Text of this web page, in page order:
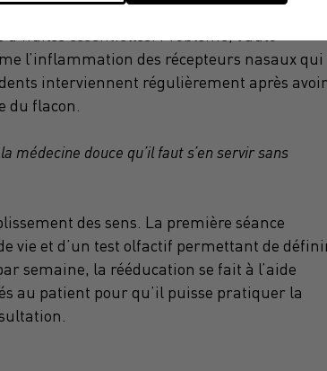
en détresse psychologique du a leur
d’huiles essentielles. Problème, l’auto-
l’inflammation des récepteurs nasaux qui
interviennent régulièrement après avoir
du flacon.
médecine douce qu’il faut s’en servir sans
des sens. La première séance
vie et d’un test olfactif permettant de
semaine, la rééducation se fait à l’aide
au patient pour qu’il puisse pratiquer la